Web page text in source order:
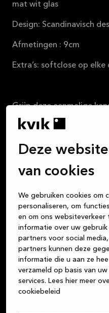
Deze
van cookies
We gebruiken cookies om
personaliseren, om
en om ons websiteverkeer
informatie over uw
partners voor social
partners kunnen deze
informatie die u aan ze
verzameld op basis van
services. Lees hier meer
cookiebeleid
mat wit glas
Design: Scandinavisch
Afmetingen : 9cm
Extra’s: softclose op elke
Grijp deze eenmalige
Interesse? Stuur een
advertentie kunnen
Wij vinden dat het kopen
moet zijn als het leven
maaltijden die je kookt,
met vrienden onder het
huiswerk dat de
kaartspelletjes die je